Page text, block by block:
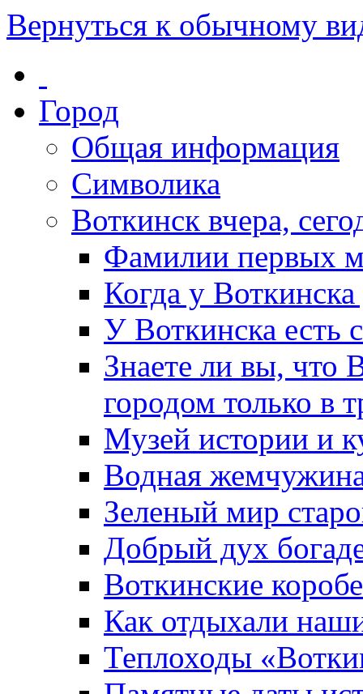
Вернуться к обычному
Город
Общая информация
Символика
Воткинск вчера,
Фамилии первых
Когда у
У Воткинска есть
Знаете ли вы, что
городом только в
Музей истории и
Водная
Зеленый мир
Добрый дух
Воткинские
Как отдыхали
Теплоходы